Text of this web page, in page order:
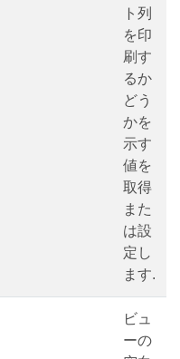
ト列
を印
刷す
るか
どう
かを
示す
値を
取得
また
は設
定し
ます.
ビュ
ーの